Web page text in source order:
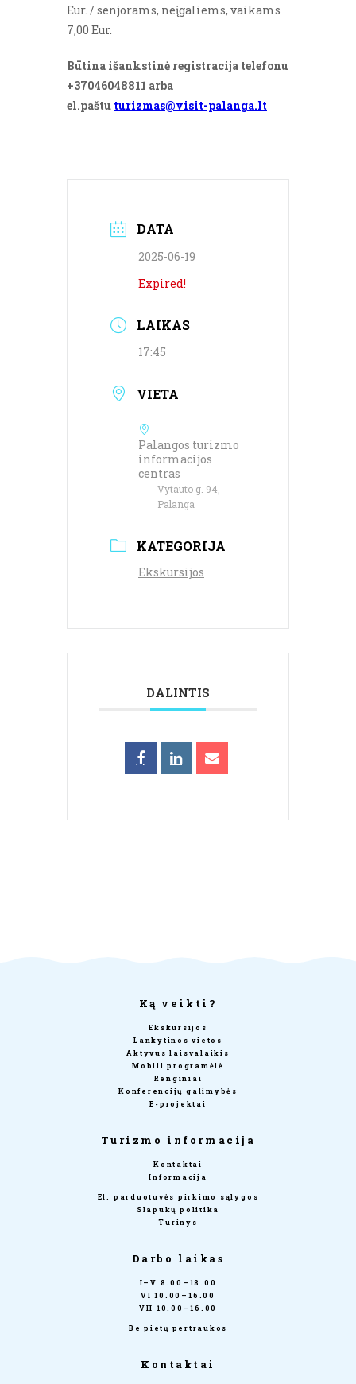
Eur. / senjorams, neįgaliems, vaikams
7,00 Eur.
Būtina išankstinė registracija telefonu
+37046048811 arba
el.paštu turizmas@visit-palanga.lt
DATA
2025-06-19
Expired!
LAIKAS
17:45
VIETA
Palangos turizmo
informacijos
centras
Vytauto g. 94,
Palanga
KATEGORIJA
Ekskursijos
DALINTIS
Ką veikti?
Ekskursijos
Lankytinos vietos
Aktyvus laisvalaikis
Mobili programėlė
Renginiai
Konferencijų galimybės
E-projektai
Turizmo informacija
Kontaktai
Informacija
El. parduotuvės pirkimo sąlygos
Slapukų politika
Turinys
Darbo laikas
I–V 8.00–18.00
VI 10.00–16.00
VII 10.00–16.00
Be pietų pertraukos
Kontaktai